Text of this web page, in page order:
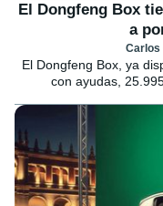
El Dongfeng Box
a
Carlos
El Dongfeng Box, ya
con ayudas,